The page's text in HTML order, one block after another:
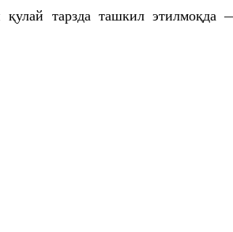
тарзда ташкил этилмоқда